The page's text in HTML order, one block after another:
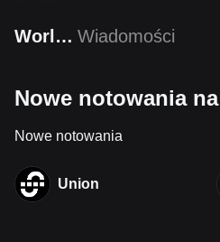
Worldcoin Wiadomości
Nowe notowania
Nowe notowania
Union